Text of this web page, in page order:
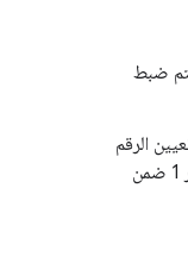
بمقدار 1 ضمن